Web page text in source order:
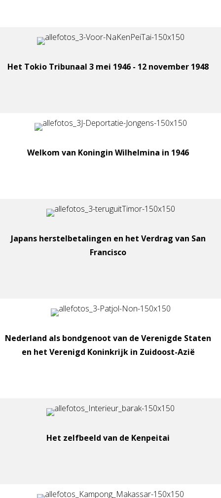
Het Tokio Tribunaal 3 mei 1946 - 12 november 1948
Welkom van Koningin Wilhelmina in 1946
Japans herstelbetalingen en het Verdrag van San
Francisco
Nederland als bondgenoot van de Verenigde Staten
en het Verenigd Koninkrijk in Zuidoost-Azië
Het zelfbeeld van de Kenpeitai